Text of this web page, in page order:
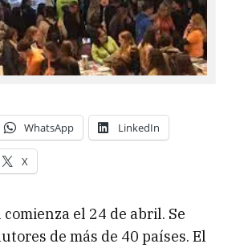
WhatsApp LinkedIn
X
el 24 de abril. Se
de más de 40 países. El